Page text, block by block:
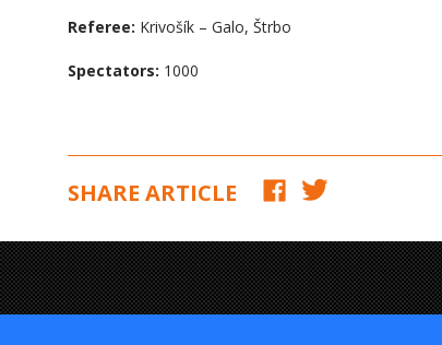
Referee: Krivošík – Galo, Štrbo
Spectators: 1000
SHARE ARTICLE